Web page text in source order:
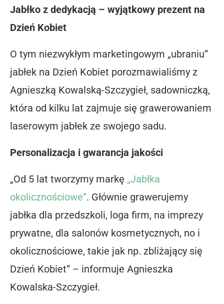
Jabłko z dedykacją – wyjątkowy prezent na
Dzień Kobiet
O tym niezwykłym marketingowym „ubraniu”
jabłek na Dzień Kobiet porozmawialiśmy z
Agnieszką Kowalską-Szczygieł, sadowniczką,
która od kilku lat zajmuje się grawerowaniem
laserowym jabłek ze swojego sadu.
Personalizacja i gwarancja jakości
„Od 5 lat tworzymy markę „Jabłka
okolicznościowe”. Głównie grawerujemy
jabłka dla przedszkoli, loga firm, na imprezy
prywatne, dla salonów kosmetycznych, no i
okolicznościowe, takie jak np. zbliżający się
Dzień Kobiet” – informuje Agnieszka
Kowalska-Szczygieł.